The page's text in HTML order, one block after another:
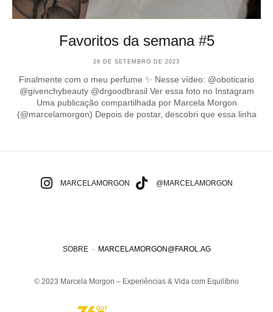
Favoritos da semana #5
26 DE SETEMBRO DE 2023
Finalmente com o meu perfume ✨ Nesse vídeo: @oboticario
@givenchybeauty @drgoodbrasil Ver essa foto no Instagram
Uma publicação compartilhada por Marcela Morgon
(@marcelamorgon) Depois de postar, descobri que essa linha
SOBRE· MARCELAMORGON@FAROL.AG
MARCELAMORGON @MARCELAMORGON
© 2023 Marcela Morgon – Experiências & Vida com Equilíbrio